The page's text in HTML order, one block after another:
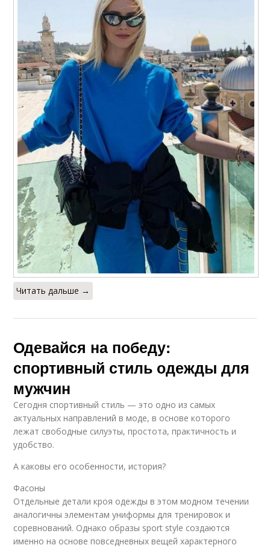
Читать дальше →
Одевайся на победу:
спортивный стиль одежды для
мужчин
Сегодня спортивный стиль — это одно из самых
актуальных направлений в моде, в основе которого
лежат свободные силуэты, простота, практичность и
удобство.
А каковы его особенности, история?
Фасоны
Отдельные детали кроя одежды в этом модном течении
аналогичны элементам униформы для тренировок и
соревнований. Однако образы sport style создаются
именно на основе повседневных вещей характерного